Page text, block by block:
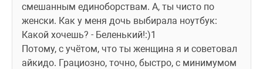
смешанным единоборствам. А, ты чисто по
женски. Как у меня дочь выбирала ноутбук:
Какой хочешь? - Беленький!:)1
Потому, с учётом, что ты женщина я и советовал
айкидо. Грациозно, точно, быстро, с минимумом